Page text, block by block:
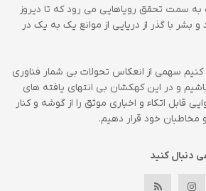
به سمت تحقق رویاهایی می رود که تا دیروز
بشر با گذر از دریایی از موانع یک به یک در
سهمی از انعکاس تحولات بی شمار فناوری
و در این کهکشان بی انتهای یافته های
قابل اتکاء و اخباری موثق را از گوشه و کنار
و مخاطبان خود قرار دهیم.
دنبال کنید